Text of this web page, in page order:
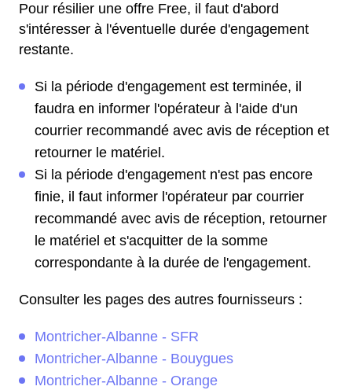
Pour résilier une offre Free, il faut d'abord
s'intéresser à l'éventuelle durée d'engagement
restante.
Si la période d'engagement est terminée, il
faudra en informer l'opérateur à l'aide d'un
courrier recommandé avec avis de réception et
retourner le matériel.
Si la période d'engagement n'est pas encore
finie, il faut informer l'opérateur par courrier
recommandé avec avis de réception, retourner
le matériel et s'acquitter de la somme
correspondante à la durée de l'engagement.
Consulter les pages des autres fournisseurs :
Montricher-Albanne - SFR
Montricher-Albanne - Bouygues
Montricher-Albanne - Orange